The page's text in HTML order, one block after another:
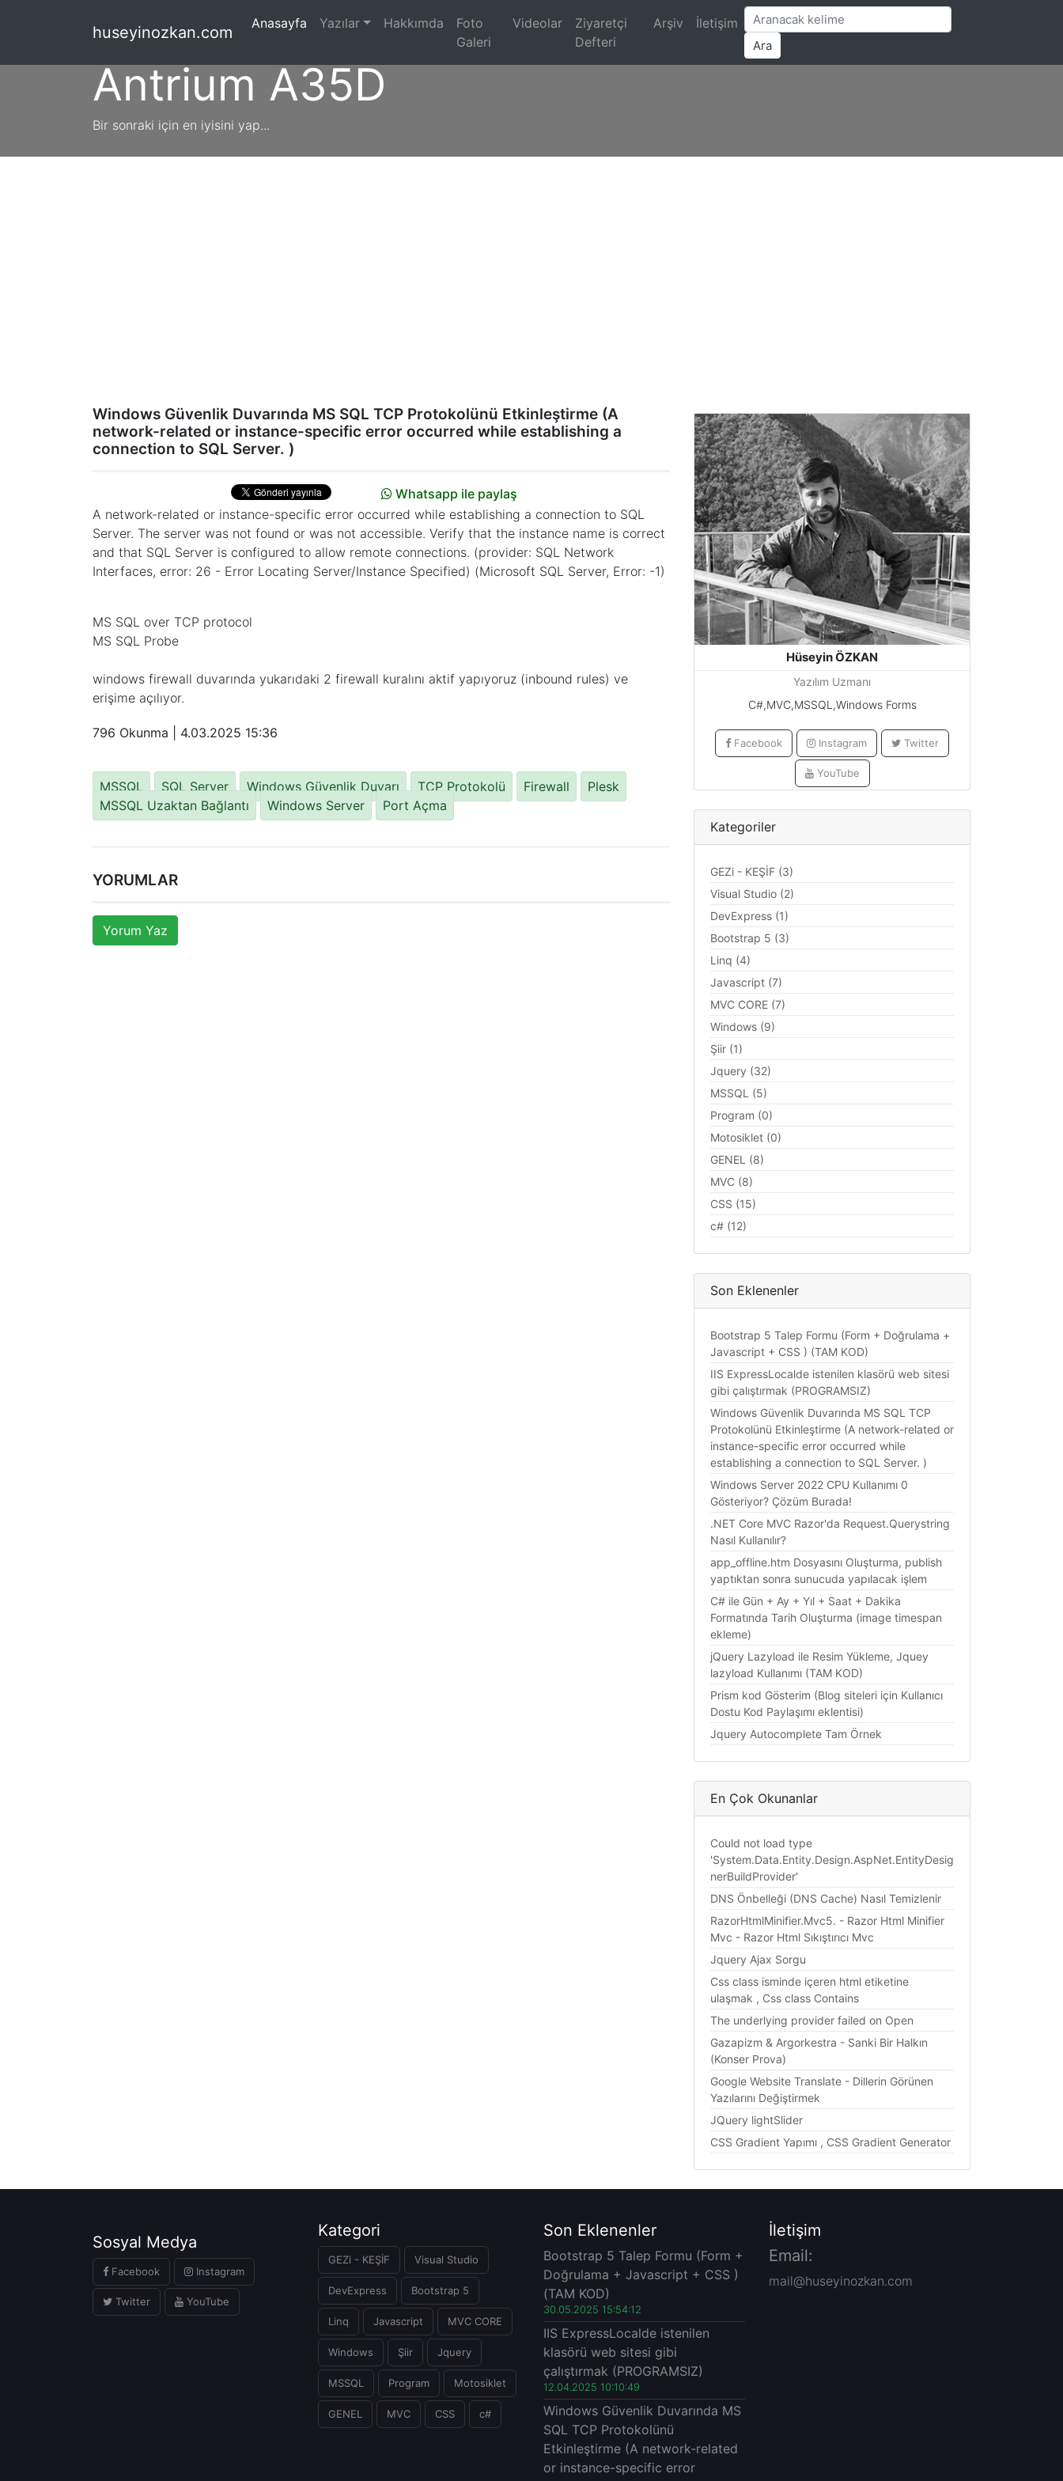
Antrium A35D
Bir sonraki için en iyisini yap...
huseyinozkan.com Anasayfa (current)
Yazılar Hakkımda
Foto
Galeri
Videolar
Ziyaretçi
Defteri
Arşiv İletişim
Ara
Windows Güvenlik Duvarında MS SQL TCP Protokolünü Etkinleştirme (A
network-related or instance-specific error occurred while establishing a
connection to SQL Server. )
Whatsapp ile paylaş
A network-related or instance-specific error occurred while establishing a connection to SQL
Server. The server was not found or was not accessible. Verify that the instance name is correct
and that SQL Server is configured to allow remote connections. (provider: SQL Network
Interfaces, error: 26 - Error Locating Server/Instance Specified) (Microsoft SQL Server, Error: -1)
MS SQL over TCP protocol
MS SQL Probe
windows firewall duvarında yukarıdaki 2 firewall kuralını aktif yapıyoruz (inbound rules) ve
erişime açılıyor.
796 Okunma | 4.03.2025 15:36
MSSQL SQL Server Windows Güvenlik Duvarı TCP Protokolü Firewall
Plesk
MSSQL Uzaktan Bağlantı
Windows Server Port Açma
YORUMLAR
Yorum Yaz
Hüseyin ÖZKAN
Yazılım Uzmanı
C#,MVC,MSSQL,Windows Forms
Facebook Instagram Twitter
YouTube
Kategoriler
GEZi - KEŞİF (3)
Visual Studio (2)
DevExpress (1)
Bootstrap 5 (3)
Linq (4)
Javascript (7)
MVC CORE (7)
Windows (9)
Şiir (1)
Jquery (32)
MSSQL (5)
Program (0)
Motosiklet (0)
GENEL (8)
MVC (8)
CSS (15)
c# (12)
Son Eklenenler
Bootstrap 5 Talep Formu (Form + Doğrulama +
Javascript + CSS ) (TAM KOD)
IIS ExpressLocalde istenilen klasörü web sitesi
gibi çalıştırmak (PROGRAMSIZ)
Windows Güvenlik Duvarında MS SQL TCP
Protokolünü Etkinleştirme (A network-related or
instance-specific error occurred while
establishing a connection to SQL Server. )
Windows Server 2022 CPU Kullanımı 0
Gösteriyor? Çözüm Burada!
.NET Core MVC Razor'da Request.Querystring
Nasıl Kullanılır?
app_offline.htm Dosyasını Oluşturma, publish
yaptıktan sonra sunucuda yapılacak işlem
C# ile Gün + Ay + Yıl + Saat + Dakika
Formatında Tarih Oluşturma (image timespan
ekleme)
jQuery Lazyload ile Resim Yükleme, Jquey
lazyload Kullanımı (TAM KOD)
Prism kod Gösterim (Blog siteleri için Kullanıcı
Dostu Kod Paylaşımı eklentisi)
Jquery Autocomplete Tam Örnek
En Çok Okunanlar
Could not load type
'System.Data.Entity.Design.AspNet.EntityDesig
nerBuildProvider'
DNS Önbelleği (DNS Cache) Nasıl Temizlenir
RazorHtmlMinifier.Mvc5. - Razor Html Minifier
Mvc - Razor Html Sıkıştırıcı Mvc
Jquery Ajax Sorgu
Css class isminde içeren html etiketine
ulaşmak , Css class Contains
The underlying provider failed on Open
Gazapizm & Argorkestra - Sanki Bir Halkın
(Konser Prova)
Google Website Translate - Dillerin Görünen
Yazılarını Değiştirmek
JQuery lightSlider
CSS Gradient Yapımı , CSS Gradient Generator
Sosyal Medya
Facebook Instagram
Twitter YouTube
Kategori
GEZi - KEŞİF Visual Studio
DevExpress Bootstrap 5
Linq Javascript MVC CORE
Windows Şiir Jquery
MSSQL Program Motosiklet
GENEL MVC CSS c#
Son Eklenenler
Bootstrap 5 Talep Formu (Form +
Doğrulama + Javascript + CSS )
(TAM KOD)
30.05.2025 15:54:12
IIS ExpressLocalde istenilen
klasörü web sitesi gibi
çalıştırmak (PROGRAMSIZ)
12.04.2025 10:10:49
Windows Güvenlik Duvarında MS
SQL TCP Protokolünü
Etkinleştirme (A network-related
or instance-specific error
İletişim
Email:
mail@huseyinozkan.com